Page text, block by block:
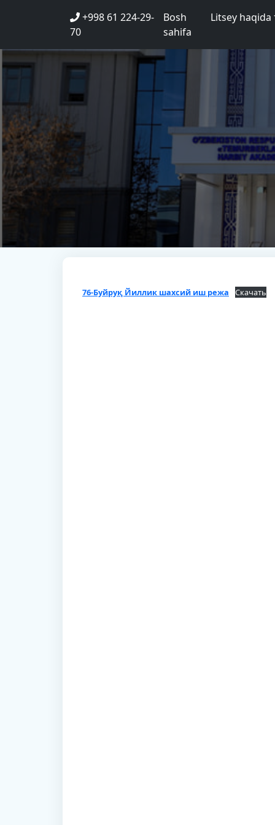
+998 61 224-29-
70
Bosh
sahifa
Litsey haqida
76-Буйруқ Йиллик шахсий иш режа Скачать